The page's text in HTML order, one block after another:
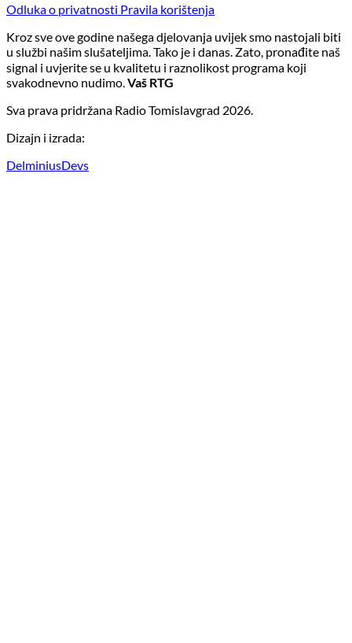
Odluka o privatnosti Pravila korištenja
Kroz sve ove godine našega djelovanja uvijek smo nastojali biti
u službi našim slušateljima. Tako je i danas. Zato, pronađite naš
signal i uvjerite se u kvalitetu i raznolikost programa koji
svakodnevno nudimo.Vaš RTG
Sva prava pridržana Radio Tomislavgrad 2026.
Dizajn i izrada:
DelminiusDevs